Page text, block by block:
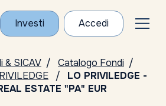
Investi Accedi
& SICAV
Catalogo Fondi
LO PRIVILEDGE -
ESTATE "PA" EUR